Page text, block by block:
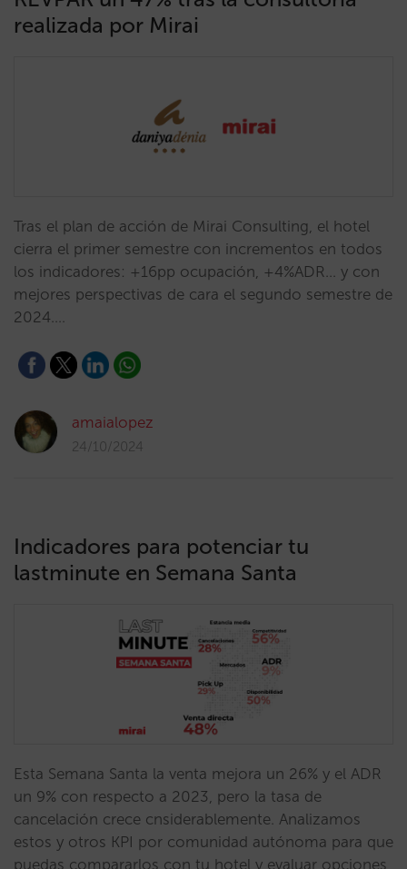
realizada por Mirai
Tras el plan de acción de Mirai Consulting, el hotel
cierra el primer semestre con incrementos en todos
los indicadores: +16pp ocupación, +4%ADR... y con
mejores perspectivas de cara el segundo semestre de
2024.…
amaialopez
24/10/2024
Indicadores para potenciar tu
lastminute en Semana Santa
Esta Semana Santa la venta mejora un 26% y el ADR
un 9% con respecto a 2023, pero la tasa de
cancelación crece cnsiderablemente. Analizamos
estos y otros KPI por comunidad autónoma para que
puedas compararlos con tu hotel y evaluar opciones